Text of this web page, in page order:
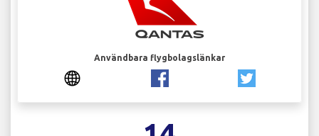
Användbara flygbolagslänkar